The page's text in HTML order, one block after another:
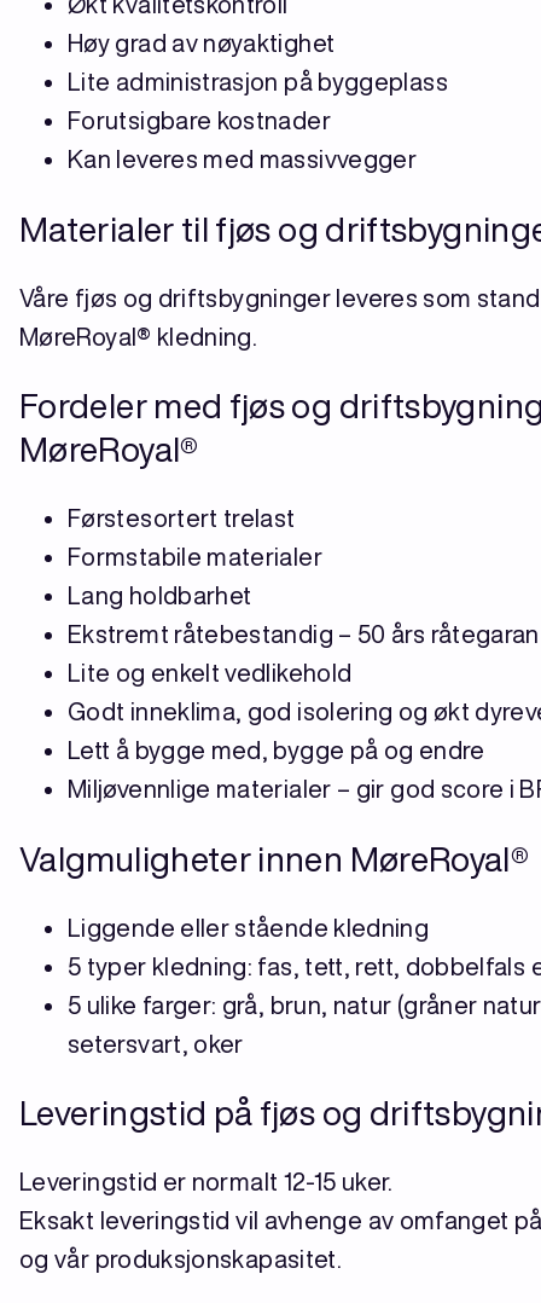
Høy grad av nøyaktighet
Lite administrasjon på byggeplass
Forutsigbare kostnader
Kan leveres med massivvegger
Materialer til fjøs og
Våre fjøs og driftsbygninger leveres som
MøreRoyal® kledning.
Fordeler med fjøs og
MøreRoyal®
Førstesortert trelast
Formstabile materialer
Lang holdbarhet
Ekstremt råtebestandig – 50 års
Lite og enkelt vedlikehold
Godt inneklima, god isolering og økt
Lett å bygge med, bygge på og endre
Miljøvennlige materialer – gir god score i
Valgmuligheter innen MøreRoyal®
Liggende eller stående kledning
5 typer kledning: fas, tett, rett, dobbelfals
5 ulike farger: grå, brun, natur (gråner
setersvart, oker
Leveringstid på fjøs og
Leveringstid er normalt 12-15 uker.
Eksakt leveringstid vil avhenge av omfanget
og vår produksjonskapasitet.